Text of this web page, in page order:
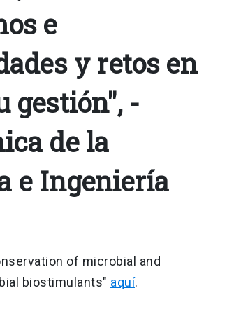
e
y retos en
gestión", -
de la
e Ingeniería
of microbial and
biostimulants" aquí.